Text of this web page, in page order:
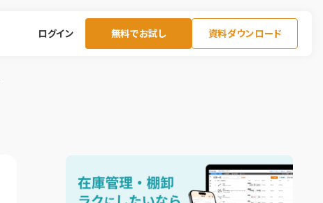
ログイン 無料でお試し 資料ダウンロード